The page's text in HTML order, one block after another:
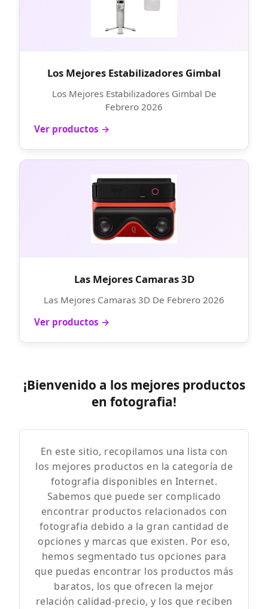
Los Mejores Estabilizadores Gimbal
Los Mejores Estabilizadores Gimbal De
Febrero 2026
Ver productos →
Las Mejores Camaras 3D
Las Mejores Camaras 3D De Febrero 2026
Ver productos →
¡Bienvenido a los mejores productos
en fotografia!
En este sitio, recopilamos una lista con
los mejores productos en la categoría de
fotografia disponibles en Internet.
Sabemos que puede ser complicado
encontrar productos relacionados con
fotografia debido a la gran cantidad de
opciones y marcas que existen. Por eso,
hemos segmentado tus opciones para
que puedas encontrar los productos más
baratos, los que ofrecen la mejor
relación calidad-precio, y los que reciben